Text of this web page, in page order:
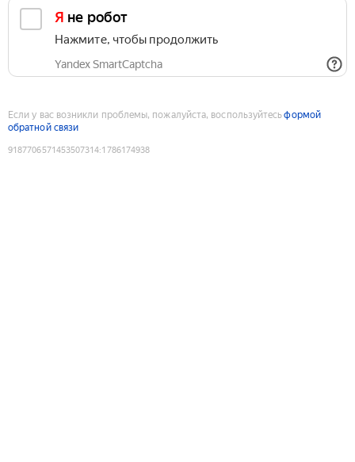
Я не робот
Нажмите, чтобы продолжить
Yandex SmartCaptcha
Если у вас возникли проблемы, пожалуйста, воспользуйтесьформой
обратной связи
9187706571453507314:1786174938